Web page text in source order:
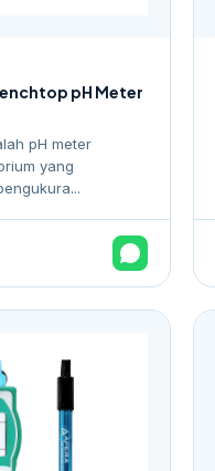
pH Meter
pH meter
yang